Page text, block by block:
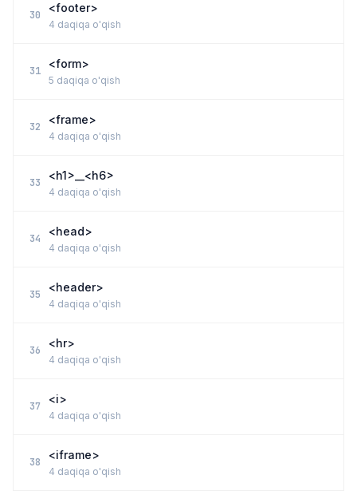
30
<footer>
4 daqiqa o'qish
31
<form>
5 daqiqa o'qish
32
<frame>
4 daqiqa o'qish
33
<h1>__<h6>
4 daqiqa o'qish
34
<head>
4 daqiqa o'qish
35
<header>
4 daqiqa o'qish
36
<hr>
4 daqiqa o'qish
37
<i>
4 daqiqa o'qish
38
<iframe>
4 daqiqa o'qish